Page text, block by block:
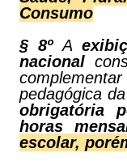
Consumo
§ 8ºA
nacional
pedagógica
obrigatória
horas
escolar,